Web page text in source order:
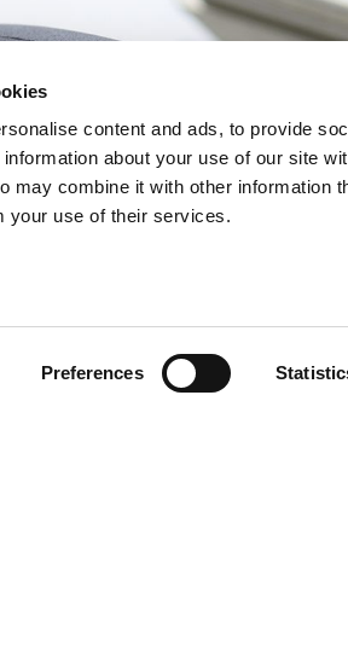
content and ads, to provide
about your use of our site
may combine it with other information
your use of their services.
Preferences